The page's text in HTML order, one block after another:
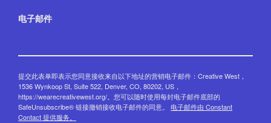
电子邮件
提交此表单即表示您同意接收来自以下地址的营销电子邮件：Creative West，
1536 Wynkoop St, Suite 522, Denver, CO, 80202, US，
https://wearecreativewest.org/。您可以随时使用每封电子邮件底部的
SafeUnsubscribe® 链接撤销接收电子邮件的同意。 电子邮件由 Constant
Contact 提供服务。